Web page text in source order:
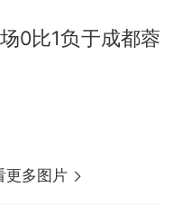
0比1负于成都蓉
更多图片